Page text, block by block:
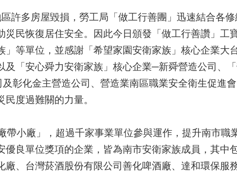
許多房屋毀損，勞工局「做工行善團」迅速結合各修
民恢復居住安全。因此今日頒發「做工行善讚」工
等單位，並感謝「希望家園安衛家族」核心企業大
「安心舜力安衛家族」核心企業─新舜營造公司、
彰化金主營造公司、營造業南區職業安全衛生促進
度過難關的力量。
帶小廠」，超過千家事業單位參與運作，提升南市職
良單位獎項的企業，皆為南市安衛家族成員，其中
、台灣菸酒股份有限公司善化啤酒廠、達和環保服